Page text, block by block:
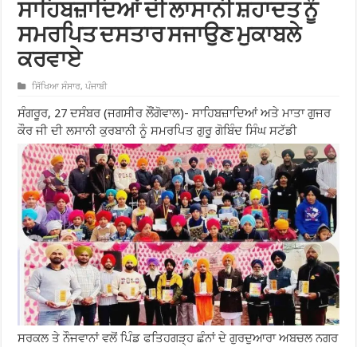
ਸਾਹਿਬਜ਼ਾਦਿਆਂ ਦੀ ਲਾਸਾਨੀ ਸ਼ਹਾਦਤ ਨੂੰ
ਸਮਰਪਿਤ ਦਸਤਾਰ ਸਜਾਉਣ ਮੁਕਾਬਲੇ
ਕਰਵਾਏ
ਸਿੱਖਿਆ ਸੰਸਾਰ,ਪੰਜਾਬੀ
ਸੰਗਰੂਰ, 27 ਦਸੰਬਰ (ਜਗਸੀਰ ਲੌਂਗੋਵਾਲ)- ਸਾਹਿਬਜ਼ਾਦਿਆਂ ਅਤੇ ਮਾਤਾ ਗੁਜਰ
ਕੌਰ ਜੀ ਦੀ ਲਸਾਨੀ ਕੁਰਬਾਨੀ ਨੂੰ ਸਮਰਪਿਤ ਗੁਰੂ ਗੋਬਿੰਦ ਸਿੰਘ ਸਟੱਡੀ
ਸਰਕਲ ਤੇ ਨੌਜਵਾਨਾਂ ਵਲੋਂ ਪਿੰਡ ਫਤਿਹਗੜ੍ਹ ਛੰਨਾਂ ਦੇ ਗੁਰਦੁਆਰਾ ਅਬਚਲ ਨਗਰ